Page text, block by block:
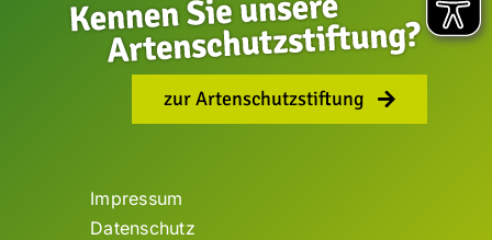
zur Artenschutzstiftung
Impressum
Datenschutz